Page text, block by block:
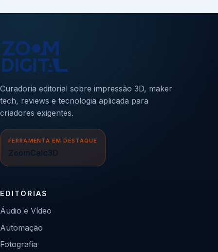
Curadoria editorial sobre impressão 3D, maker
tech, reviews e tecnologia aplicada para
criadores exigentes.
FERRAMENTA EM DESTAQUE
ZoomCalc3D
EDITORIAS
Áudio e Vídeo
Automação
Fotografia